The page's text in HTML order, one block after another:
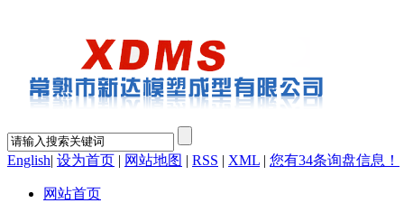
English| 设为首页 | 网站地图 | RSS | XML | 您有34条询盘信息！
网站首页